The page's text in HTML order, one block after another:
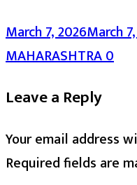
March 7, 2026March
MAHARASHTRA0
Leave a Reply
Your email address
Required fields are